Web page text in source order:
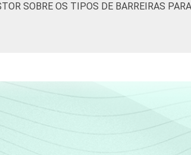
12 meses em relação ao momento da
de 2013 e junho de 2013.
SOBRE OS TIPOS DE BARREIRAS